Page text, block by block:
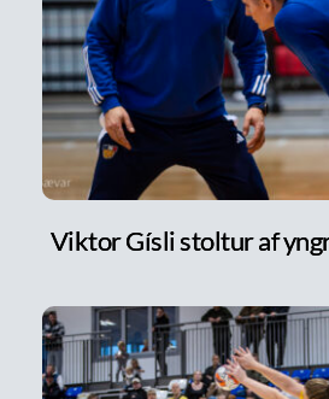
Viktor Gísli stoltur af